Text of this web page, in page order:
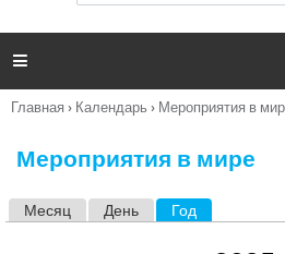
п
и

Вы
Главная › Календарь › Мероприятия в
Мероприятия в мире
Месяц День Год